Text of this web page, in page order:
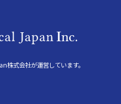
式会社が運営しています。